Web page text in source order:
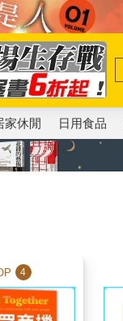
家休閒 日用食品
4